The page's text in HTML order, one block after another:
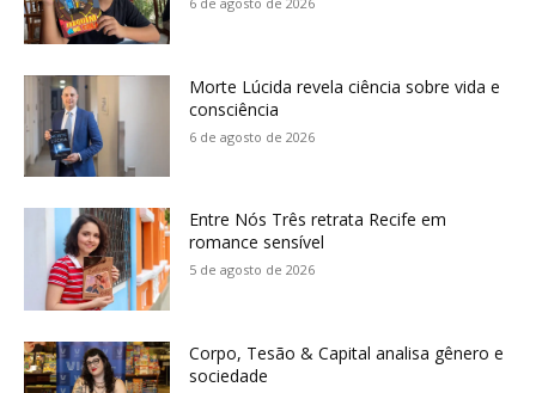
Morte Lúcida revela ciência sobre vida e
consciência
6 de agosto de 2026
Entre Nós Três retrata Recife em
romance sensível
5 de agosto de 2026
Corpo, Tesão & Capital analisa gênero e
sociedade